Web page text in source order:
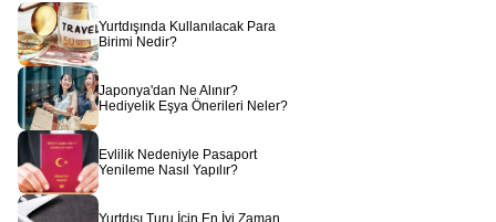
mavinin her tonuna şahit olmak hayal gibi görünse de
Rüyasıile bir uçak bileti kadar yakınınızdadır. Sadece bir tur
satın almazsınız, binlerce yıllık bir mirasa ortak olursunuz.
Rehberinizin anlatımıyla taşlar canlanır, sular fısıldar ve çöl
rüzgarı size firavunların sırlarını taşır.
Yurtdışında Kullanılacak Para
Birimi Nedir?
Japonya'dan Ne Alınır?
Hediyelik Eşya Önerileri Neler?
Evlilik Nedeniyle Pasaport
Yenileme Nasıl Yapılır?
Yurtdışı Turu İçin En İyi Zaman